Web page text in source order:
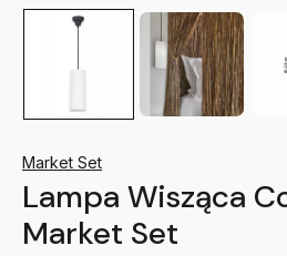
Market Set
Lampa Wisząca
Market Set